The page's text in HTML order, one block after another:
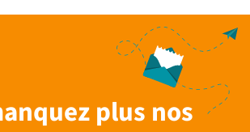
plus nos